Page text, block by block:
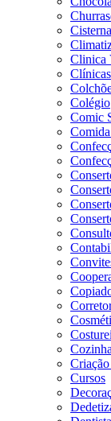
Clinica
Clínicas
Colégio
Comic
Cursos